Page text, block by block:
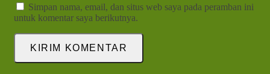
Simpan nama, email, dan situs web saya pada peramban ini
untuk komentar saya berikutnya.